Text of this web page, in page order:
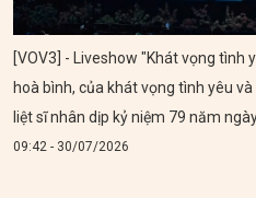
[VOV3] - Liveshow "Khát vọng tình
hoà bình, của khát vọng tình yêu
liệt sĩ nhân dịp kỷ niệm 79 năm
09:42 - 30/07/2026